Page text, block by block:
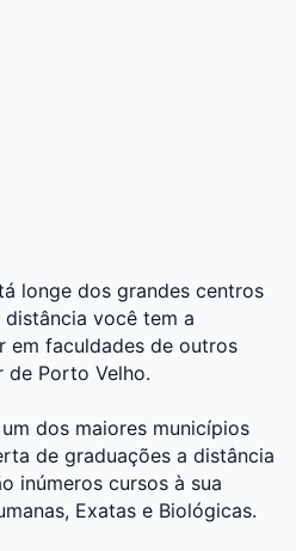
longe dos grandes centros
você tem a
em faculdades de outros
de Porto Velho.
dos maiores municípios
de graduações a distância
inúmeros cursos à sua
Exatas e Biológicas.